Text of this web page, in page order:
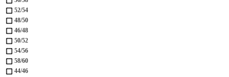
52/54
48/50
46/48
50/52
54/56
58/60
44/46